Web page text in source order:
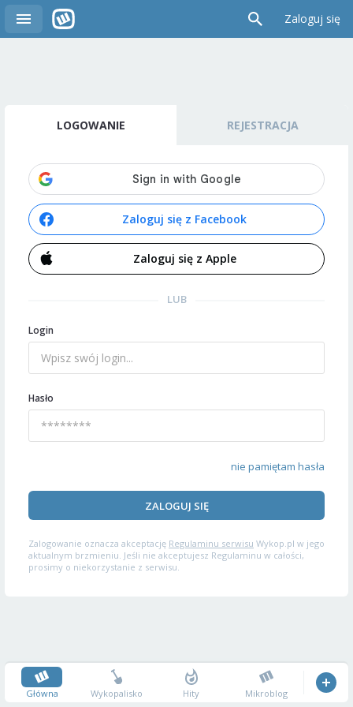
Zaloguj się
LOGOWANIE REJESTRACJA
Zaloguj się z Facebook
Zaloguj się z Apple
LUB
Login
Hasło
nie pamiętam hasła
ZALOGUJ SIĘ
Zalogowanie oznacza akceptację Regulaminu serwisu Wykop.pl w jego
aktualnym brzmieniu. Jeśli nie akceptujesz Regulaminu w całości,
prosimy o niekorzystanie z serwisu.
Główna Wykopalisko Hity Mikroblog